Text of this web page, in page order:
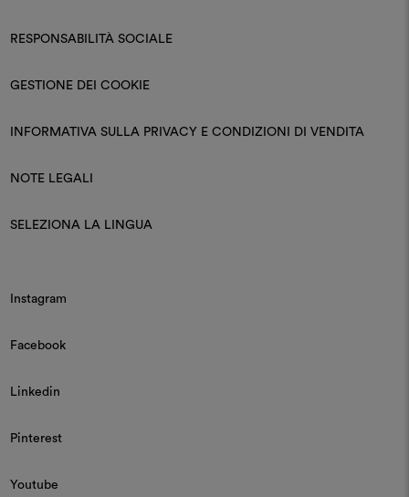
RESPONSABILITÀ SOCIALE
GESTIONE DEI COOKIE
INFORMATIVA SULLA PRIVACY E CONDIZIONI DI VENDITA
NOTE LEGALI
SELEZIONA LA LINGUA
Instagram
Facebook
Linkedin
Pinterest
Youtube